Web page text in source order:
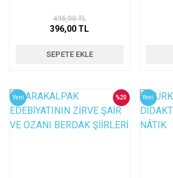
495,00 TL
396,00 TL
SEPETE EKLE
Yeni %20 Yeni